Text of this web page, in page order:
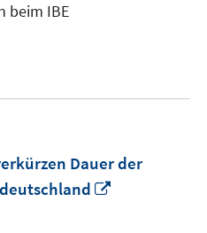
beim IBE
Dauer der